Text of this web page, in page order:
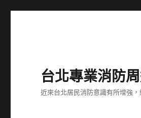
台北專業消防
近來台北居民消防意識有所增強